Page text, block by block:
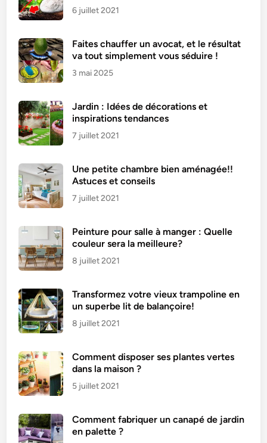
6 juillet 2021
Faites chauffer un avocat, et le résultat
va tout simplement vous séduire !
3 mai 2025
Jardin : Idées de décorations et
inspirations tendances
7 juillet 2021
Une petite chambre bien aménagée!!
Astuces et conseils
7 juillet 2021
Peinture pour salle à manger : Quelle
couleur sera la meilleure?
8 juillet 2021
Transformez votre vieux trampoline en
un superbe lit de balançoire!
8 juillet 2021
Comment disposer ses plantes vertes
dans la maison ?
5 juillet 2021
Comment fabriquer un canapé de jardin
en palette ?